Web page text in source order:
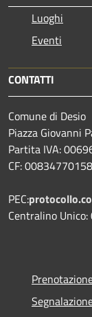
Luoghi
Eventi
CONTATTI
Comune di Desio
Piazza Giovanni
Partita IVA:
CF: 00834770158
PEC:
Centralino